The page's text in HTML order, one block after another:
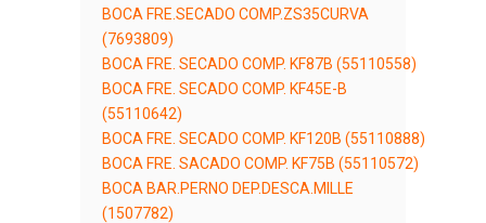
BOCA FRE.SECADO COMP.ZS35CURVA
(7693809)
BOCA FRE. SECADO COMP. KF87B (55110558)
BOCA FRE. SECADO COMP. KF45E-B
(55110642)
BOCA FRE. SECADO COMP. KF120B (55110888)
BOCA FRE. SACADO COMP. KF75B (55110572)
BOCA BAR.PERNO DEP.DESCA.MILLE
(1507782)